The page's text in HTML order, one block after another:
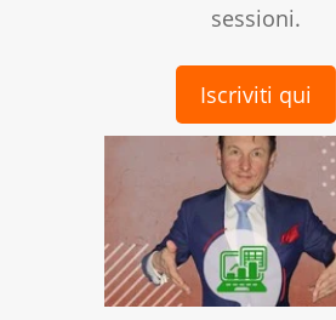
sessioni.
Iscriviti qui